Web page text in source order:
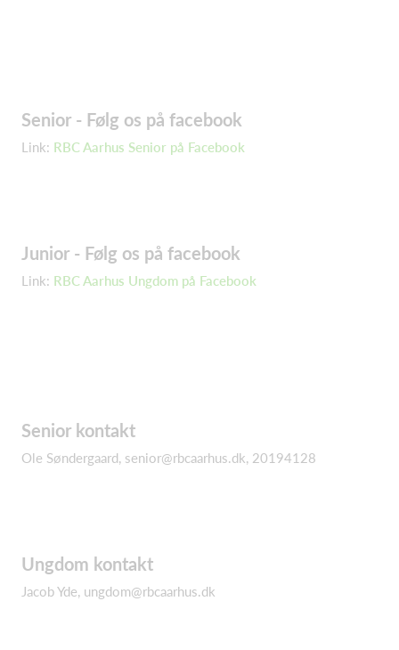
Senior - Følg os på facebook
Link: RBC Aarhus Senior på Facebook
Junior - Følg os på facebook
Link: RBC Aarhus Ungdom på Facebook
Senior kontakt
Ole Søndergaard, senior@rbcaarhus.dk, 20194128
Ungdom kontakt
Jacob Yde, ungdom@rbcaarhus.dk